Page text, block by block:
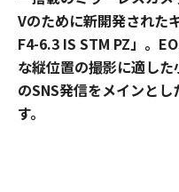
Vのために新開発された
F4-6.3 IS STM PZ」。
な縦位置の撮影に適し
のSNS発信をメインと
す。